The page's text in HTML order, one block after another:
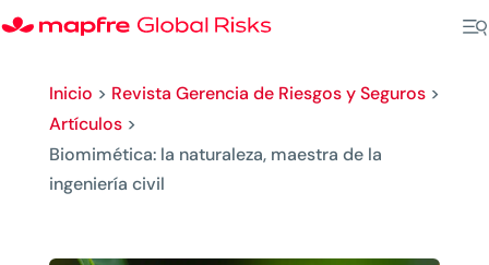
Inicio > Revista Gerencia de Riesgos y Seguros>
Artículos>
Biomimética: la naturaleza, maestra de la
ingeniería civil